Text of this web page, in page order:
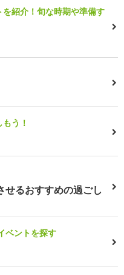
紹介！旬な時期や準備す
う！
せるおすすめの過ごし
ベントを探す